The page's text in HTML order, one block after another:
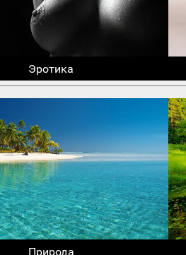
Эротика
Природа